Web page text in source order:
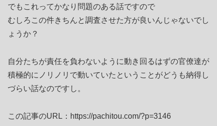
でもこれってかなり問題のある話ですので
むしろこの件きちんと調査させた方が良いんじゃないでし
ょうか？
自分たちが責任を負わないように動き回るはずの官僚達が
積極的にノリノリで動いていたということがどうも納得し
づらい話なのですし。
この記事のURL：https://pachitou.com/?p=3146